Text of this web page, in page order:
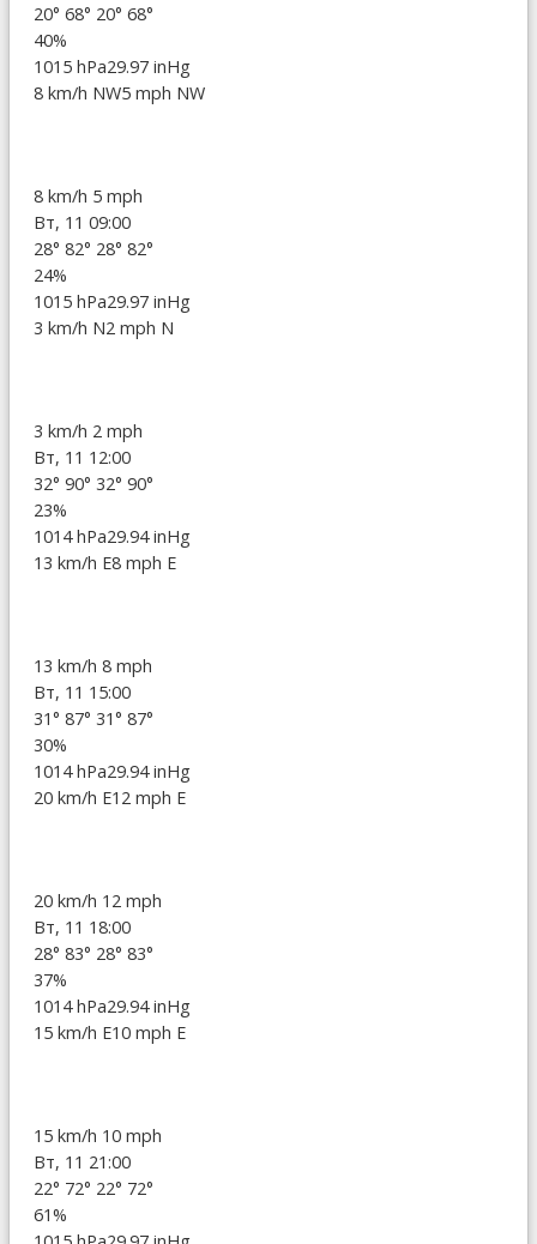
20° 68° 20° 68°
40%
1015 hPa29.97 inHg
8 km/h NW5 mph NW
8 km/h 5 mph
Вт, 11 09:00
28° 82° 28° 82°
24%
1015 hPa29.97 inHg
3 km/h N2 mph N
3 km/h 2 mph
Вт, 11 12:00
32° 90° 32° 90°
23%
1014 hPa29.94 inHg
13 km/h E8 mph E
13 km/h 8 mph
Вт, 11 15:00
31° 87° 31° 87°
30%
1014 hPa29.94 inHg
20 km/h E12 mph E
20 km/h 12 mph
Вт, 11 18:00
28° 83° 28° 83°
37%
1014 hPa29.94 inHg
15 km/h E10 mph E
15 km/h 10 mph
Вт, 11 21:00
22° 72° 22° 72°
61%